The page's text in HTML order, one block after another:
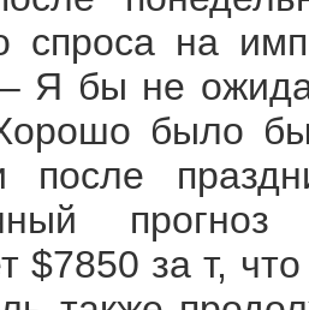
спроса на
– Я бы не
было
и после
$7850 за т,